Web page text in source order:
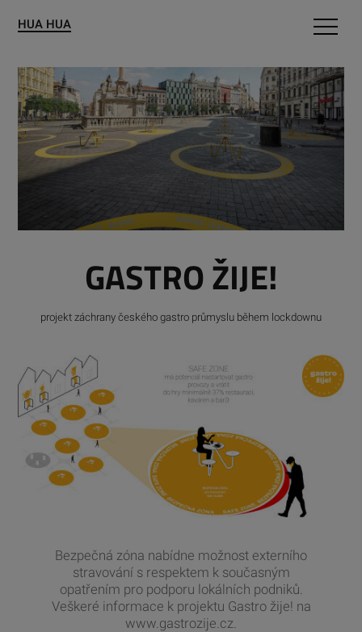
GASTRO ŽIJE!
projekt záchrany českého gastro průmyslu během lockdownu
Bezpečná zóna nabídne možnost externího
stravování s respektem k současným
opatřením pro podporu lokálních podniků.
Veškeré informace k projektu Gastro žije! na
www.gastrozije.cz.
HUA HUA
Pro obce
Portfolio
Kontakty